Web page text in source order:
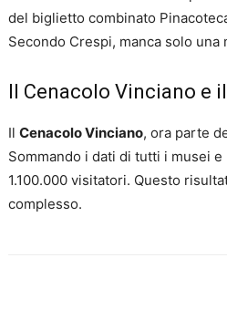
del biglietto combinato
Secondo Crespi, manca solo una
Il Cenacolo Vinciano e
Il Cenacolo Vinciano, ora parte
Sommando i dati di tutti i musei
1.100.000 visitatori. Questo
complesso.